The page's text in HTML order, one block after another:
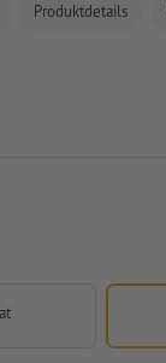
Produktdetails
Merkliste